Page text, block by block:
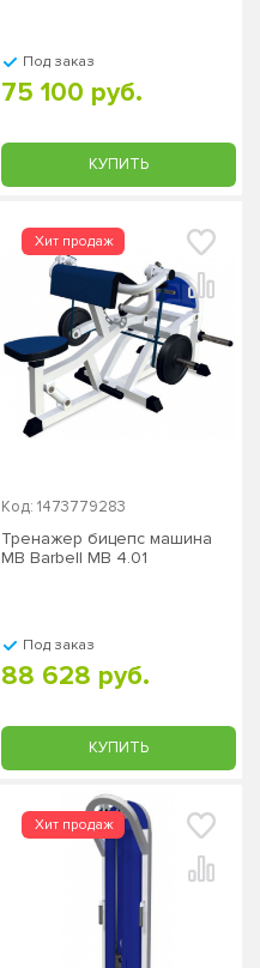
Под заказ
75 100 руб.
КУПИТЬ
Код: 1473779283
Тренажер бицепс машина
MB Barbell MB 4.01
Под заказ
88 628 руб.
КУПИТЬ